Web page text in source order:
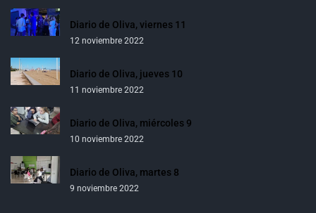
Diario de Oliva, viernes 11
12 noviembre 2022
Diario de Oliva, jueves 10
11 noviembre 2022
Diario de Oliva, miércoles 9
10 noviembre 2022
Diario de Oliva, martes 8
9 noviembre 2022